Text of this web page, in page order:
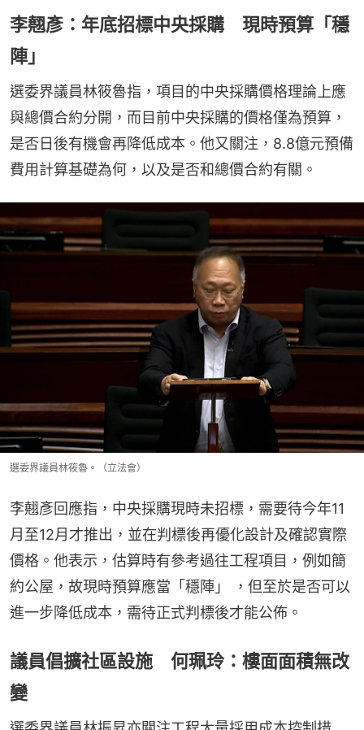
李翹彥：年底招標中央採購 現時預算「穩
陣」
選委界議員林筱魯指，項目的中央採購價格理論上應
與總價合約分開，而目前中央採購的價格僅為預算，
是否日後有機會再降低成本。他又關注，8.8億元預備
費用計算基礎為何，以及是否和總價合約有關。
選委界議員林筱魯。（立法會）
李翹彥回應指，中央採購現時未招標，需要待今年11
月至12月才推出，並在判標後再優化設計及確認實際
價格。他表示，估算時有參考過往工程項目，例如簡
約公屋，故現時預算應當「穩陣」 ，但至於是否可以
進一步降低成本，需待正式判標後才能公佈。
議員倡擴社區設施 何珮玲：樓面面積無改
變